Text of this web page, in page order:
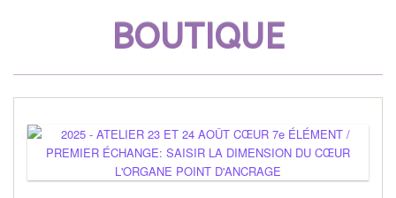
BOUTIQUE